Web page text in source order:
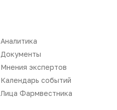
Газета
Архив номеров
Аналитика
Документы
Мнения экспертов
Календарь событий
Лица Фармвестника